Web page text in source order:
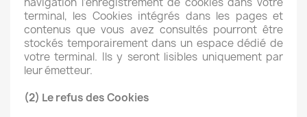
terminal, les Cookies intégrés dans les pages et
contenus que vous avez consultés pourront être
stockés temporairement dans un espace dédié de
votre terminal. Ils y seront lisibles uniquement par
leur émetteur.
(2) Le refus des Cookies